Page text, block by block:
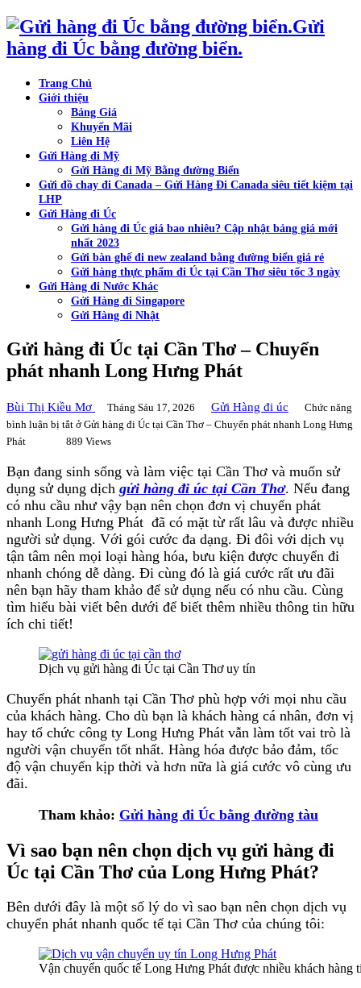
Gửi
hàng đi Úc bằng đường biển.
Trang Chủ
Giới thiệu
Bảng Giá
Khuyến Mãi
Liên Hệ
Gửi Hàng đi Mỹ
Gửi Hàng đi Mỹ Bằng đường Biển
Gửi đồ chay đi Canada – Gửi Hàng Đi Canada siêu tiết kiệm tại
LHP
Gửi Hàng đi Úc
Gửi hàng đi Úc giá bao nhiêu? Cập nhật bảng giá mới
nhất 2023
Gửi bàn ghế đi new zealand bằng đường biển giá rẻ
Gửi hàng thực phẩm đi Úc tại Cần Thơ siêu tốc 3 ngày
Gửi Hàng đi Nước Khác
Gửi Hàng đi Singapore
Gửi Hàng đi Nhật
Gửi hàng đi Úc tại Cần Thơ – Chuyển
phát nhanh Long Hưng Phát
Bùi Thị Kiều Mơ Tháng Sáu 17, 2026 Gửi Hàng đi úc
Chức năng
bình luận bị tắt ở Gửi hàng đi Úc tại Cần Thơ – Chuyển phát nhanh Long Hưng
Phát
889 Views
Bạn đang sinh sống và làm việc tại Cần Thơ và muốn sử
dụng sử dụng dịch gửi hàng đi úc tại Cần Thơ. Nếu đang
có nhu cầu như vậy bạn nên chọn đơn vị chuyển phát
nhanh Long Hưng Phát đã có mặt từ rất lâu và được nhiều
người sử dụng. Với gói cước đa dạng. Đi đôi với dịch vụ
tận tâm nên mọi loại hàng hóa, bưu kiện được chuyển đi
nhanh chóng dễ dàng. Đi cùng đó là giá cước rất ưu đãi
nên bạn hãy tham khảo để sử dụng nếu có nhu cầu. Cùng
tìm hiểu bài viết bên dưới để biết thêm nhiều thông tin hữu
ích chi tiết!
Dịch vụ gửi hàng đi Úc tại Cần Thơ uy tín
Chuyển phát nhanh tại Cần Thơ phù hợp với mọi nhu cầu
của khách hàng. Cho dù bạn là khách hàng cá nhân, đơn vị
hay tổ chức công ty Long Hưng Phát vẫn làm tốt vai trò là
người vận chuyển tốt nhất. Hàng hóa được bảo đảm, tốc
độ vận chuyển kịp thời và hơn nữa là giá cước vô cùng ưu
đãi.
Tham khảo: Gửi hàng đi Úc bằng đường tàu
Vì sao bạn nên chọn dịch vụ gửi hàng đi
Úc tại Cần Thơ của Long Hưng Phát?
Bên dưới đây là một số lý do vì sao bạn nên chọn dịch vụ
chuyển phát nhanh quốc tế tại Cần Thơ của chúng tôi:
Vận chuyển quốc tế Long Hưng Phát được nhiều khách hàng